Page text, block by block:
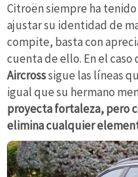
Citroën siempre ha
ajustar su identidad de
compite, basta con
cuenta de ello. En el
Aircrosssigue las líneas
igual que su hermano
proyecta fortaleza, pero
elimina cualquier